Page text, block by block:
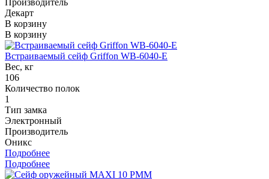
Декарт
В корзину
В корзину
Встраиваемый сейф Griffon WB-6040-E
Вес, кг
106
Количество полок
1
Тип замка
Электронный
Производитель
Оникс
Подробнее
Подробнее